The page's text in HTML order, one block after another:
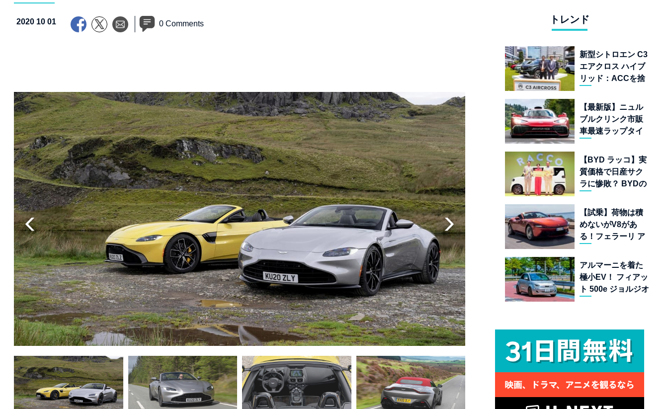
2020 10 01 0 Comments トレンド
新型シトロエン C3
エアクロス ハイブ
リッド：ACCを捨
毯」を手に入れた
フランスの異端児
【最新版】ニュル
ブルクリンク市販
車最速ラップタイ
22台を一挙公開
【BYD ラッコ】実
質価格で日産サク
ラに惨敗？ BYDの
金ドーピング」の
異常な世界
【試乗】荷物は積
めないがV8があ
る！フェラーリ ア
ーが証明する純内
燃機関オープンカ
ーの至福
アルマーニを着た
極小EV！ フィアッ
ト 500e ジョルジオ